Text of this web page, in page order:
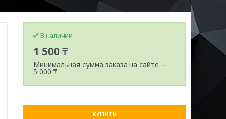
В наличии
1 500 ₸
Минимальная сумма заказа на сайте —
5 000 ₸
КУПИТЬ